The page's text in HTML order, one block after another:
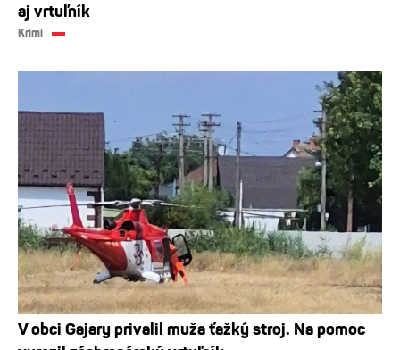
aj vrtuľník
Krimi
V obci Gajary privalil muža ťažký stroj. Na pomoc